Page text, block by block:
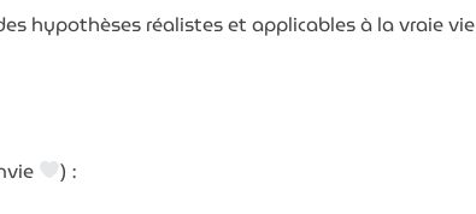
hypothèses réalistes et applicables à la vraie vie
) :
votre adresse mail ne sera jamais cédée ni revendue !